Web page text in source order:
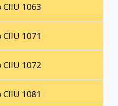
CIIU 1063
CIIU 1071
CIIU 1072
CIIU 1081